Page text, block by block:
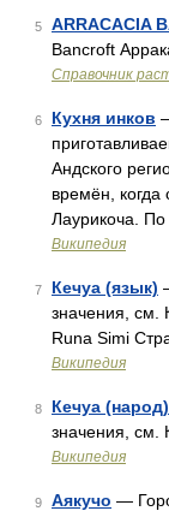
5 ARRACACIA
Bancroft
Справочник
6 Кухня инков
Андского
времён, когда
Лаурикоча.
Википедия
7 Кечуа (язык)
значения, см.
Runa Simi
Википедия
8 Кечуа (народ)
значения, см.
Википедия
9 Аякучо —